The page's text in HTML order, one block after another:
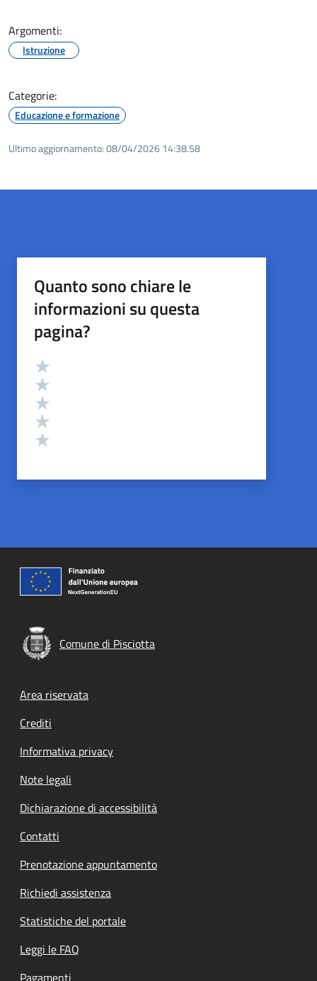
Argomenti:
Istruzione
Categorie:
Educazione e formazione
Ultimo aggiornamento:08/04/2026 14:38.58
Quanto sono chiare le
informazioni su questa
pagina?
Valutazione
Comune di Pisciotta
Footer menu
Area riservata
Crediti
Informativa privacy
Note legali
Dichiarazione di accessibilità
Contatti
Prenotazione appuntamento
Richiedi assistenza
Statistiche del portale
Leggi le FAQ